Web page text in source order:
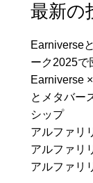
最新の
Earniverse
ーク2025で
Earniverse
とメタバー
シップ
アルファリ
アルファリ
アルファリ